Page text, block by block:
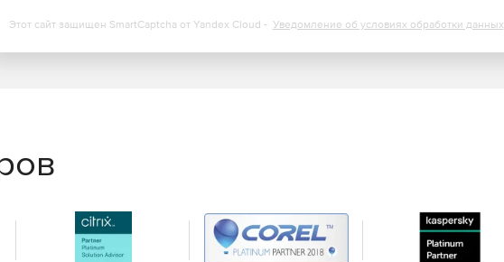
быстро найти и запустить процедуру
и высокой эффективностью,
хранилищ, поддерживает линейный и
для обеспечения максимальной защиты
Этот сайт защищен SmartCaptcha от Yandex Cloud - Уведомление об условиях обработки данных